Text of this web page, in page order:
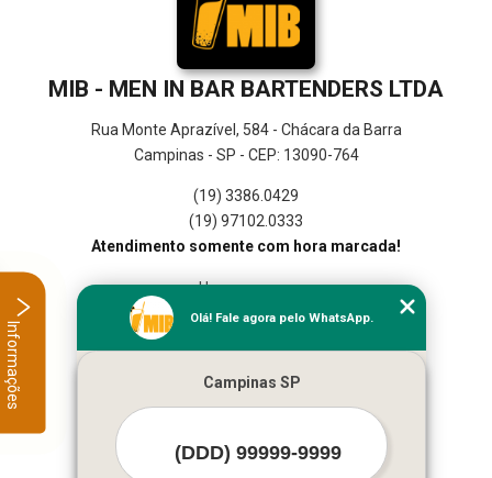
MIB - MEN IN BAR BARTENDERS LTDA
Rua Monte Aprazível, 584 - Chácara da Barra
Campinas - SP - CEP: 13090-764
(19) 3386.0429
(19) 97102.0333
Atendimento somente com hora marcada!
Home
Empresa
Contato
Olá! Fale agora pelo WhatsApp.
Campinas SP
Informações